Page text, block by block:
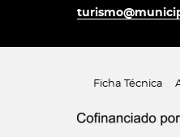
Ficha Técnica